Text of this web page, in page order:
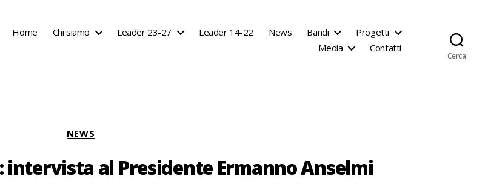
Home Chi siamo Leader 23-27 Leader 14-22 News Bandi
Progetti
Media
Contatti
Cerca
Categorie
NEWS
intervista al Presidente Ermanno Anselmi